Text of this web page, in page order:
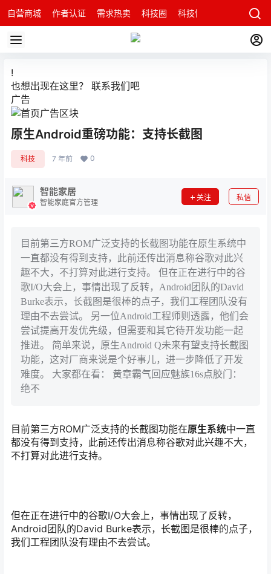
自营商城 作者认证 需求热卖 科技圈 科技快讯 智能科技问
!
也想出现在这里？ 联系我们吧
广告
原生Android重磅功能：支持长截图
科技 7 年前 0
智能家居
智能家庭官方管理
关注 私信
目前第三方ROM广泛支持的长截图功能在原生系统中
一直都没有得到支持，此前还传出消息称谷歌对此兴
趣不大，不打算对此进行支持。 但在正在进行中的谷
歌I/O大会上，事情出现了反转，Android团队的David
Burke表示，长截图是很棒的点子，我们工程团队没有
理由不去尝试。 另一位Android工程师则透露，他们会
尝试提高开发优先级，但需要和其它待开发功能一起
推进。 简单来说，原生Android Q未来有望支持长截图
功能，这对厂商来说是个好事儿，进一步降低了开发
难度。 大家都在看： 黄章霸气回应魅族16s点胶门：
绝不
目前第三方ROM广泛支持的长截图功能在原生系统中一直
都没有得到支持，此前还传出消息称谷歌对此兴趣不大，
不打算对此进行支持。
但在正在进行中的谷歌I/O大会上，事情出现了反转，
Android团队的David Burke表示，长截图是很棒的点子，
我们工程团队没有理由不去尝试。